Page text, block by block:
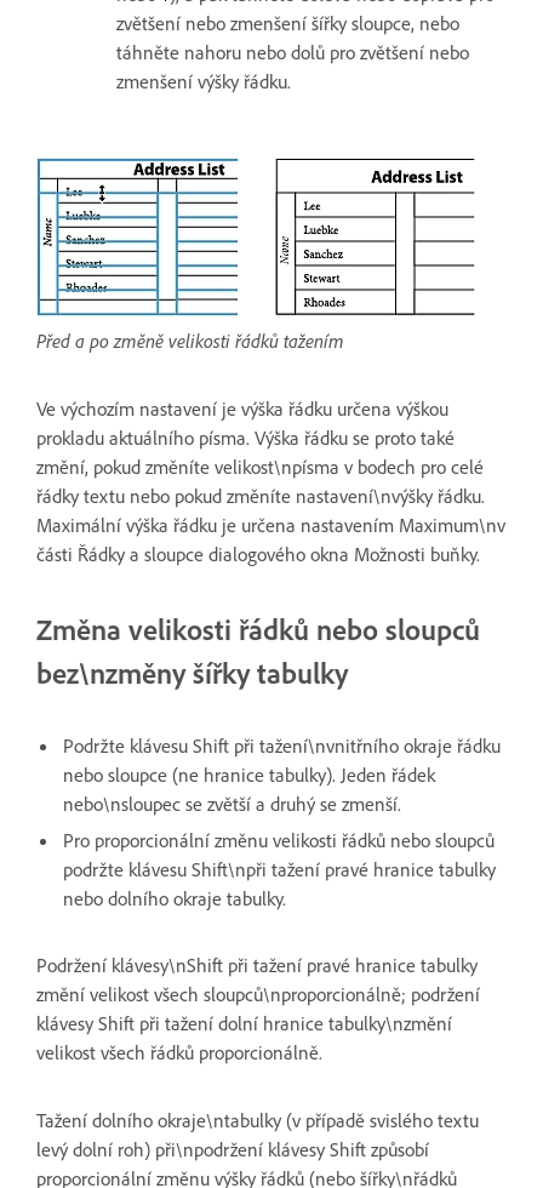
zvětšení nebo zmenšení šířky sloupce, nebo
táhněte nahoru nebo dolů pro zvětšení nebo
zmenšení výšky řádku.
Před a po změně velikosti řádků tažením
Ve výchozím nastavení je výška řádku určena výškou
prokladu aktuálního písma. Výška řádku se proto také
změní, pokud změníte velikost\npísma v bodech pro celé
řádky textu nebo pokud změníte nastavení\nvýšky řádku.
Maximální výška řádku je určena nastavením Maximum\nv
části Řádky a sloupce dialogového okna Možnosti buňky.
Změna velikosti řádků nebo sloupců
bez\nzměny šířky tabulky
Podržte klávesu Shift při tažení\nvnitřního okraje řádku
nebo sloupce (ne hranice tabulky). Jeden řádek
nebo\nsloupec se zvětší a druhý se zmenší.
Pro proporcionální změnu velikosti řádků nebo sloupců
podržte klávesu Shift\npři tažení pravé hranice tabulky
nebo dolního okraje tabulky.
Podržení klávesy\nShift při tažení pravé hranice tabulky
změní velikost všech sloupců\nproporcionálně; podržení
klávesy Shift při tažení dolní hranice tabulky\nzmění
velikost všech řádků proporcionálně.
Tažení dolního okraje\ntabulky (v případě svislého textu
levý dolní roh) při\npodržení klávesy Shift způsobí
proporcionální změnu výšky řádků (nebo šířky\nřádků